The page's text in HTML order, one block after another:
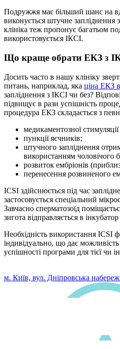
Подружжя має більший шанс на
виконується штучне
клініка теж пропонує багатьом
використовується ІКСІ.
Що краще обрати ЕКЗ з
Досить часто в нашу клініку
питань, наприклад, яка ціна ЕКЗ
запліднення з ІКСІ чи без?
підвищує в рази успішність
процедура ЕКЗ складається з
медикаментозної стимуляції
пункції яєчників;
штучного запліднення
використанням чоловічого
розвиток ембріонів
перенесення розвиненого
ICSI здійснюється під час
застосовується спеціальний
Завчасно сперматозоїд
зигота відправляється в
Необхідність використання ICSI
індивідуально, що дає
успішності програми для тієї чи
м. Київ, вул. Дніпровська